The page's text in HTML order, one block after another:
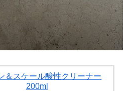
＆スケール酸性クリーナー
200ml